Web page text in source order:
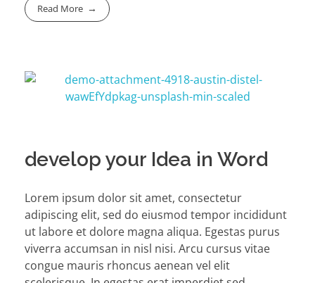
Read More
develop your Idea in Word
Lorem ipsum dolor sit amet, consectetur
adipiscing elit, sed do eiusmod tempor incididunt
ut labore et dolore magna aliqua. Egestas purus
viverra accumsan in nisl nisi. Arcu cursus vitae
congue mauris rhoncus aenean vel elit